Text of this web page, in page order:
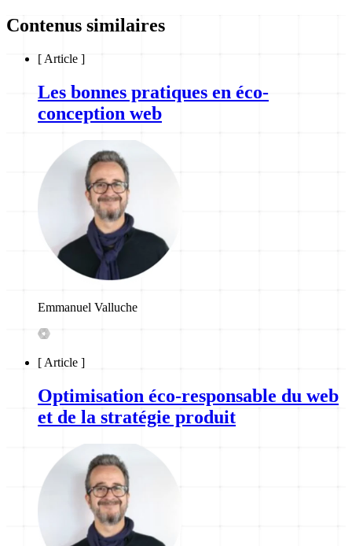
Contenus similaires
[ Article ]
Les bonnes pratiques en éco-
conception web
Emmanuel Valluche
[ Article ]
Optimisation éco-responsable du web
et de la stratégie produit